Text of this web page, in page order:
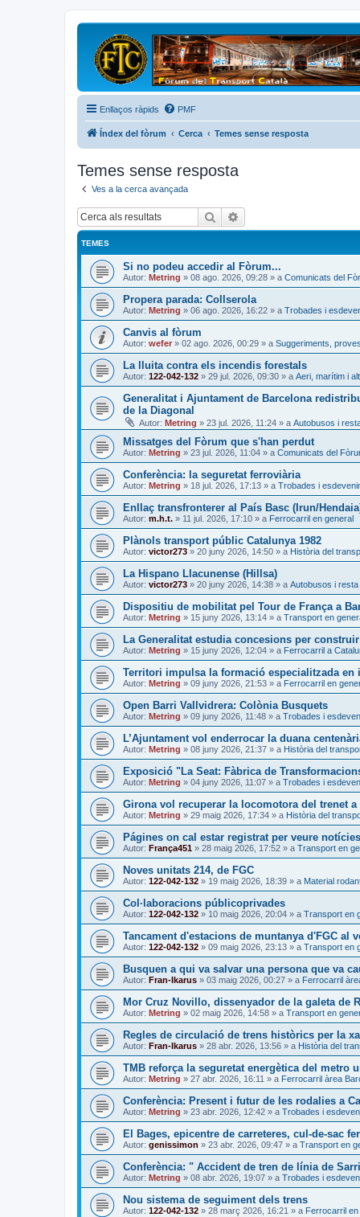
Enllaços ràpids PMF
Índex del fòrum Cerca Temes sense resposta
Temes sense resposta
Ves a la cerca avançada
Cerca
TEMES
Si no podeu accedir al Fòrum...
Autor: Metring » 08 ago. 2026, 09:28 » a Comunicats del
Propera parada: Collserola
Autor: Metring » 06 ago. 2026, 16:22 » a Trobades i
Canvis al fòrum
Autor: wefer » 02 ago. 2026, 00:29 » a Suggeriments,
La lluita contra els incendis forestals
Autor: 122-042-132 » 29 jul. 2026, 09:30 » a Aeri, marítim i
Generalitat i Ajuntament de Barcelona
de la Diagonal
Autor: Metring » 23 jul. 2026, 11:24 » a Autobusos i
Missatges del Fòrum que s'han perdut
Autor: Metring » 23 jul. 2026, 11:04 » a Comunicats del
Conferència: la seguretat ferroviària
Autor: Metring » 18 jul. 2026, 17:13 » a Trobades i
Enllaç transfronterer al País Basc (Irun/
Autor: m.h.t. » 11 jul. 2026, 17:10 » a Ferrocarril en general
Plànols transport públic Catalunya 1982
Autor: victor273 » 20 juny 2026, 14:50 » a Història del
La Hispano Llacunense (Hillsa)
Autor: victor273 » 20 juny 2026, 14:38 » a Autobusos i
Dispositiu de mobilitat pel Tour de França a
Autor: Metring » 15 juny 2026, 13:14 » a Transport en
La Generalitat estudia concesions per
Autor: Metring » 15 juny 2026, 12:04 » a Ferrocarril a
Territori impulsa la formació especialitzada en
Autor: Metring » 09 juny 2026, 21:53 » a Ferrocarril en
Open Barri Vallvidrera: Colònia Busquets
Autor: Metring » 09 juny 2026, 11:48 » a Trobades i
L’Ajuntament vol enderrocar la duana
Autor: Metring » 08 juny 2026, 21:37 » a Història del
Exposició "La Seat: Fàbrica de
Autor: Metring » 04 juny 2026, 11:07 » a Trobades i
Girona vol recuperar la locomotora del trenet
Autor: Metring » 29 maig 2026, 17:34 » a Història del
Págines on cal estar registrat per veure
Autor: França451 » 28 maig 2026, 17:52 » a Transport en
Noves unitats 214, de FGC
Autor: 122-042-132 » 19 maig 2026, 18:39 » a Material
Col·laboracions públicoprivades
Autor: 122-042-132 » 10 maig 2026, 20:04 » a Transport en
Tancament d'estacions de muntanya d'FGC al
Autor: 122-042-132 » 09 maig 2026, 23:13 » a Transport en
Busquen a qui va salvar una persona que va
Autor: Fran-Ikarus » 03 maig 2026, 00:27 » a Ferrocarril
Mor Cruz Novillo, dissenyador de la galeta de
Autor: Metring » 02 maig 2026, 14:58 » a Transport en
Regles de circulació de trens històrics per la
Autor: Fran-Ikarus » 28 abr. 2026, 13:56 » a Història del
TMB reforça la seguretat energètica del metro
Autor: Metring » 27 abr. 2026, 16:11 » a Ferrocarril àrea
Conferència: Present i futur de les rodalies a
Autor: Metring » 23 abr. 2026, 12:42 » a Trobades i
El Bages, epicentre de carreteres, cul-de-sac
Autor: genissimon » 23 abr. 2026, 09:47 » a Transport en
Conferència: " Accident de tren de línia de
Autor: Metring » 08 abr. 2026, 19:07 » a Trobades i
Nou sistema de seguiment dels trens
Autor: 122-042-132 » 28 març 2026, 16:21 » a Ferrocarril